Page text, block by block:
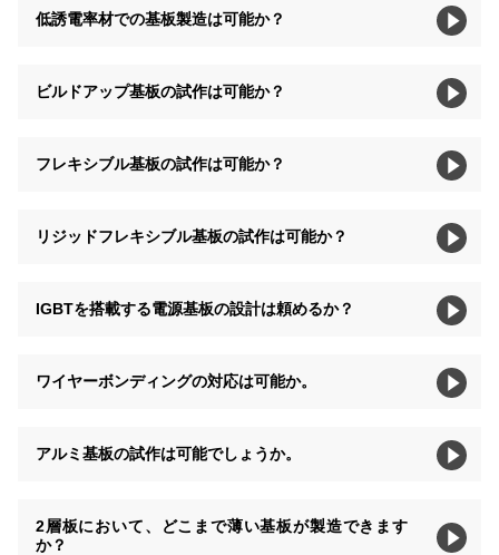
低誘電率材での基板製造は可能か？
ビルドアップ基板の試作は可能か？
フレキシブル基板の試作は可能か？
リジッドフレキシブル基板の試作は可能か？
IGBTを搭載する電源基板の設計は頼めるか？
ワイヤーボンディングの対応は可能か。
アルミ基板の試作は可能でしょうか。
2層板において、どこまで薄い基板が製造できます
か？